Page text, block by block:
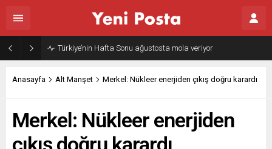
Türkiye’nin Hafta Sonu ağustosta mola veriyor
Anasayfa Alt Manşet Merkel: Nükleer enerjiden çıkış doğru karardı
Merkel: Nükleer enerjiden
çıkış doğru karardı